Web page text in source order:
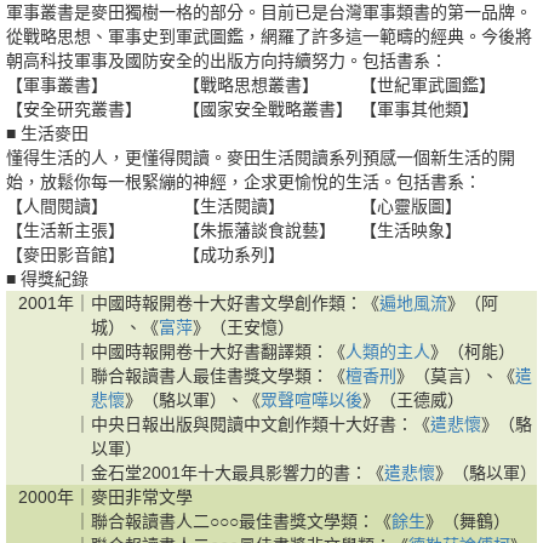
軍事叢書是麥田獨樹一格的部分。目前已是台灣軍事類書的第一品牌。
從戰略思想、軍事史到軍武圖鑑，網羅了許多這一範疇的經典。今後將
朝高科技軍事及國防安全的出版方向持續努力。包括書系：
【軍事叢書】
【戰略思想叢書】
【世紀軍武圖鑑】
【安全研究叢書】
【國家安全戰略叢書】
【軍事其他類】
■ 生活麥田
懂得生活的人，更懂得閱讀。麥田生活閱讀系列預感一個新生活的開
始，放鬆你每一根緊繃的神經，企求更愉悅的生活。包括書系：
【人間閱讀】
【生活閱讀】
【心靈版圖】
【生活新主張】
【朱振藩談食說藝】
【生活映象】
【麥田影音館】
【成功系列】
■ 得獎紀錄
2001年｜ 中國時報開卷十大好書文學創作類：《遍地風流》（阿
城）、《富萍》（王安憶）
中國時報開卷十大好書翻譯類：《人類的主人》（柯能）
聯合報讀書人最佳書獎文學類：《檀香刑 》（莫言）、《遣
悲懷》（駱以軍）、《眾聲喧嘩以後》（王德威）
中央日報出版與閱讀中文創作類十大好書：《遣悲懷》（駱
以軍）
金石堂2001年十大最具影響力的書：《遣悲懷》（駱以軍）
2000年｜ 麥田非常文學
聯合報讀書人二○○○最佳書獎文學類：《餘生》（舞鶴）